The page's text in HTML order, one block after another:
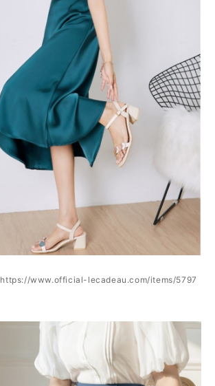
https://www.official-lecadeau.com/items/5797